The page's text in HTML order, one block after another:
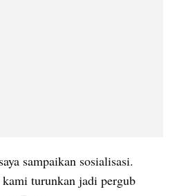
sampaikan sosialisasi.
turunkan jadi pergub